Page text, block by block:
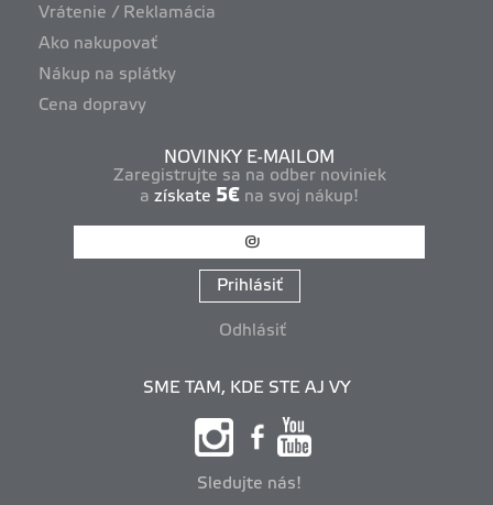
Vrátenie / Reklamácia
Ako nakupovať
Nákup na splátky
Cena dopravy
NOVINKY E-MAILOM
Zaregistrujte sa na odber noviniek
a získate 5€ na svoj nákup!
Prihlásiť
Odhlásiť
SME TAM, KDE STE AJ VY
Sledujte nás!